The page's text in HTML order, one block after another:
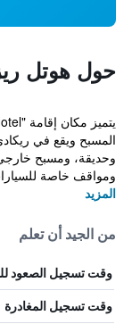
حول هوتل
المسبح ويقع في
وحديقة، ومسبح
ومواقف خاصة
المزيد
من الجيد أن تعلم
وقت تسجيل الصعود
وقت تسجيل المغادرة